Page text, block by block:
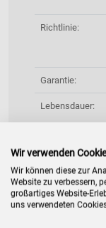
Richtlinie:
Garantie:
Lebensdauer:
Gewicht:
Lieferumfang:
Wir verwenden
Wir können diese zur
Website zu verbessern,
großartiges Website-
uns verwendeten